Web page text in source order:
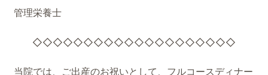
管理栄養士
◇◇◇◇◇◇◇◇◇◇◇◇◇◇◇◇◇◇◇◇
当院では、ご出産のお祝いとして、フルコースディナー